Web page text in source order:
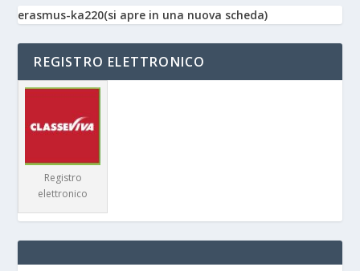
erasmus-ka220(si apre in una nuova scheda)
REGISTRO ELETTRONICO
Registro
elettronico